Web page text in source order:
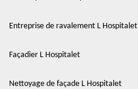
Entreprise de ravalement L Hospitalet
Façadier L Hospitalet
Nettoyage de façade L Hospitalet